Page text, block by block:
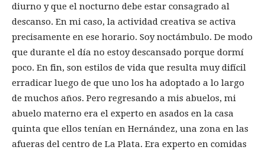
diurno y que el nocturno debe estar consagrado al
descanso. En mi caso, la actividad creativa se activa
precisamente en ese horario. Soy noctámbulo. De modo
que durante el día no estoy descansado porque dormí
poco. En fin, son estilos de vida que resulta muy difícil
erradicar luego de que uno los ha adoptado a lo largo
de muchos años. Pero regresando a mis abuelos, mi
abuelo materno era el experto en asados en la casa
quinta que ellos tenían en Hernández, una zona en las
afueras del centro de La Plata. Era experto en comidas